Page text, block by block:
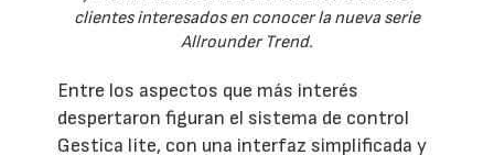
clientes interesados en conocer la nueva serie
Allrounder Trend.
Entre los aspectos que más interés
despertaron figuran el sistema de control
Gestica lite, con una interfaz simplificada y